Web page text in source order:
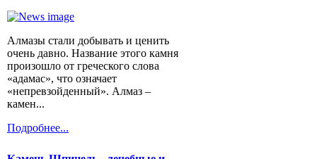
Алмазы стали добывать и ценить
очень давно. Название этого камня
произошло от греческого слова
«адамас», что означает
«непревзойденный». Алмаз –
камен...
Подробнее...